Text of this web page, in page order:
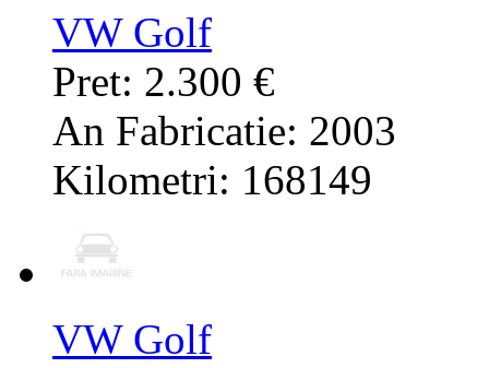
VW Golf
Pret: 2.300 €
An Fabricatie: 2003
Kilometri: 168149
VW Golf